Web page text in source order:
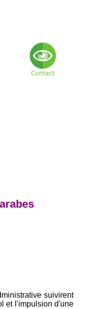
suivirent
et l'impulsion d'une